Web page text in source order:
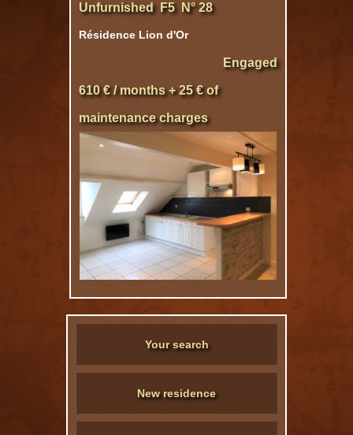
Unfurnished F5 N° 28
Résidence Lion d'Or
Engaged
610 € / months + 25 € of
maintenance charges
Your search
New residence